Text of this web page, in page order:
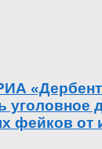
уголовное
фейков от